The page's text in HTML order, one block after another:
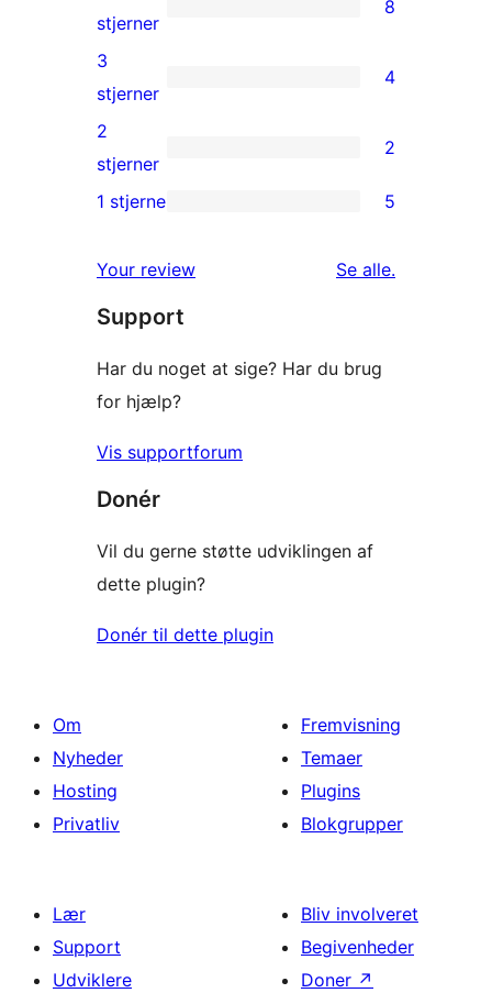
stjernet
anmeldelser
8
4-
stjernet
anmeldelser
stjerner
8
4
3-
stjernet
anmeldelser
3
stjerner
4
2
2-
anmeldelser
2
stjerner
2
stjernet
anmeldelser
1 stjerne 5
Your review Se alleanmeldelser
.
Support
Har du noget at sige? Har du brug
for hjælp?
Vis supportforum
Donér
Vil du gerne støtte udviklingen af
dette plugin?
Donér til dette plugin
Om
Nyheder
Hosting
Privatliv
Fremvisning
Temaer
Plugins
Blokgrupper
Lær
Support
Udviklere
Bliv involveret
Begivenheder
Doner ↗